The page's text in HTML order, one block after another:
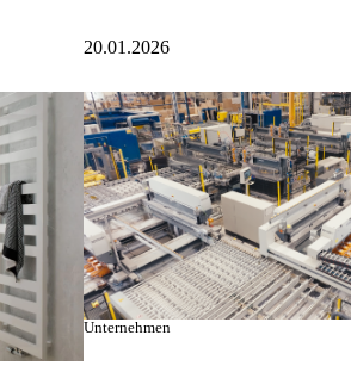
20.01.2026
Unternehmen